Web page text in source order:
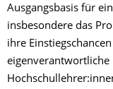
Ausgangsbasis für
insbesondere das
ihre
eigenverantwortliche